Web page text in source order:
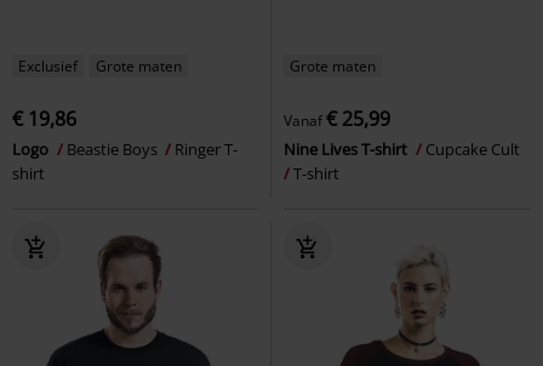
Exclusief Grote maten
€ 19,86
Logo Beastie Boys
Ringer T-
shirt
Grote maten
Vanaf€ 25,99
Nine Lives T-shirt
Cupcake Cult
T-shirt